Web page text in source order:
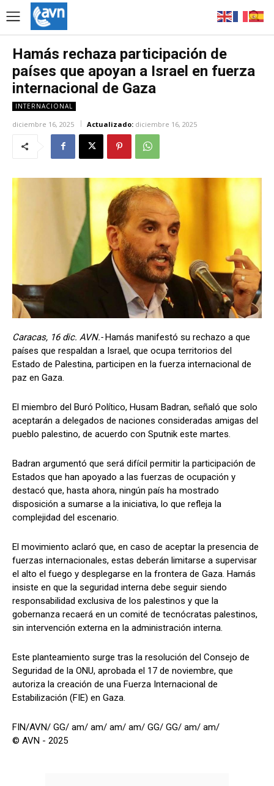
Hamás rechaza participación de
países que apoyan a Israel en fuerza
internacional de Gaza
INTERNACIONAL
diciembre 16, 2025 Actualizado: diciembre 16, 2025
Caracas, 16 dic. AVN.- Hamás manifestó su rechazo a que
países que respaldan a Israel, que ocupa territorios del
Estado de Palestina, participen en la fuerza internacional de
paz en Gaza.
El miembro del Buró Político, Husam Badran, señaló que solo
aceptarán a delegados de naciones consideradas amigas del
pueblo palestino, de acuerdo con Sputnik este martes.
Badran argumentó que será difícil permitir la participación de
Estados que han apoyado a las fuerzas de ocupación y
destacó que, hasta ahora, ningún país ha mostrado
disposición a sumarse a la iniciativa, lo que refleja la
complejidad del escenario.
El movimiento aclaró que, en caso de aceptar la presencia de
fuerzas internacionales, estas deberán limitarse a supervisar
el alto el fuego y desplegarse en la frontera de Gaza. Hamás
insiste en que la seguridad interna debe seguir siendo
responsabilidad exclusiva de los palestinos y que la
gobernanza recaerá en un comité de tecnócratas palestinos,
sin intervención externa en la administración interna.
Este planteamiento surge tras la resolución del Consejo de
Seguridad de la ONU, aprobada el 17 de noviembre, que
autoriza la creación de una Fuerza Internacional de
Estabilización (FIE) en Gaza.
FIN/AVN/ GG/ am/ am/ am/ am/ GG/ GG/ am/ am/
© AVN - 2025